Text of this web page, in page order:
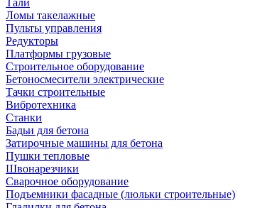
Тали
Ломы такелажные
Пульты управления
Редукторы
Платформы грузовые
Строительное оборудование
Бетоносмесители электрические
Тачки строительные
Вибротехника
Станки
Бадьи для бетона
Затирочные машины для бетона
Пушки тепловые
Швонарезчики
Сварочное оборудование
Подъемники фасадные (люльки строительные)